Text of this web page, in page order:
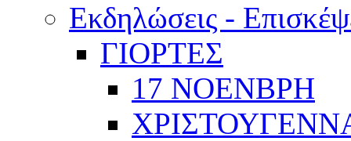
Εκδηλώσεις -
ΓΙΟΡΤΕΣ
17 ΝΟΕΝΒΡΗ